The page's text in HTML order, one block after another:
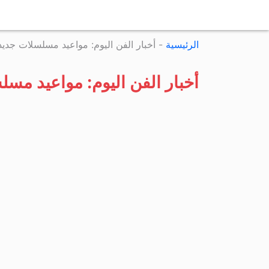
الرئيسية - أخبار الفن اليوم: مواعيد مسلسلات
أخبار الفن اليوم: مواعيد